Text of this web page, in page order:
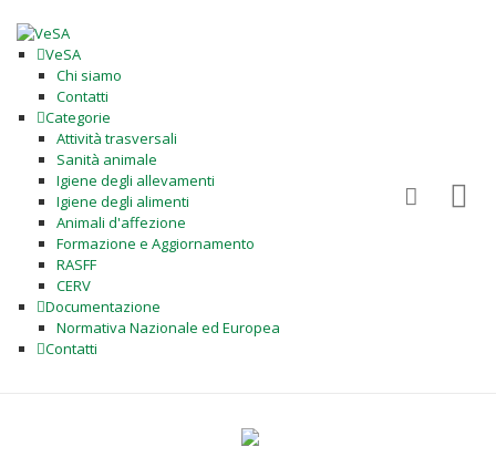
VeSA
Chi siamo
Contatti
Categorie
Attività trasversali
Sanità animale
Igiene degli allevamenti
Igiene degli alimenti
Animali d'affezione
Formazione e Aggiornamento
RASFF
CERV
Documentazione
Normativa Nazionale ed Europea
Contatti